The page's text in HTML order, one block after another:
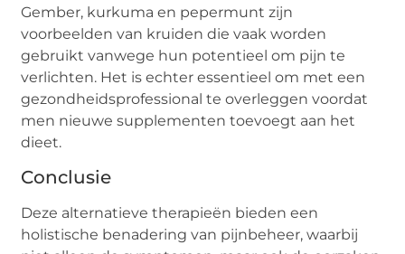
Gember, kurkuma en pepermunt zijn
voorbeelden van kruiden die vaak worden
gebruikt vanwege hun potentieel om pijn te
verlichten. Het is echter essentieel om met een
gezondheidsprofessional te overleggen voordat
men nieuwe supplementen toevoegt aan het
dieet.
Conclusie
Deze alternatieve therapieën bieden een
holistische benadering van pijnbeheer, waarbij